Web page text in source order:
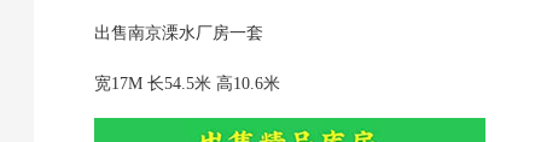
出售南京溧水厂房一套
宽17M 长54.5米 高10.6米